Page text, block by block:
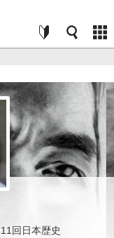
回日本歴史